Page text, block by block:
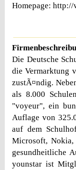
Homepage: http://
Die Deutsche
die Vermarktung
zustÃ¤ndig.
als 8.000
"voyeur", ein
Auflage von
auf dem
Microsoft,
gesundheitliche
younstar ist